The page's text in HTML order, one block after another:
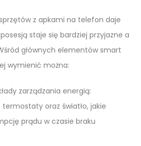
z apkami na telefon daje
staje się bardziej przyjazne a
głównych elementów smart
wymienić można:
zarządzania energią:
oraz światło, jakie
prądu w czasie braku